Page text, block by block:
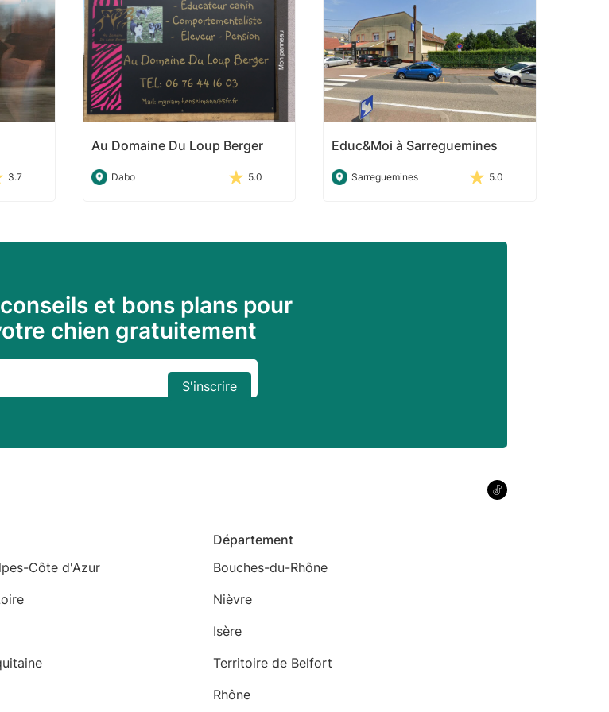
3.7
Au Domaine Du Loup Berger
Dabo 5.0
Educ&Moi à Sarreguemines
Sarreguemines 5.0
et bons plans pour
chien gratuitement
Côte d'Azur
Département
Bouches-du-Rhône
Nièvre
Isère
Territoire de Belfort
Rhône